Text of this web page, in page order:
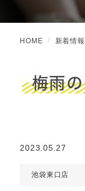
HOME 新着情報
梅雨
2023.05.27
池袋東口店